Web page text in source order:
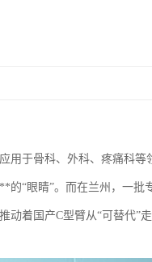
用于骨科、外科、疼痛科
“眼睛”。而在兰州，一批
着国产C型臂从“可替代”